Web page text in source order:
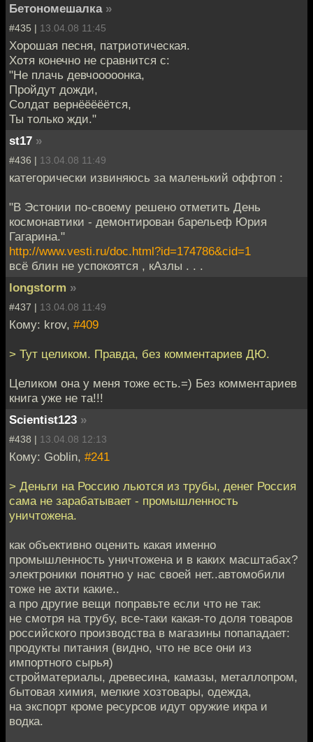
Бетономешалка »
#435 | 13.04.08 11:45
Хорошая песня, патриотическая.
Хотя конечно не сравнится с:
"Не плачь девчооооонка,
Пройдут дожди,
Солдат вернёёёёётся,
Ты только жди."
st17 »
#436 | 13.04.08 11:49
категорически извиняюсь за маленький оффтоп :
"В Эстонии по-своему решено отметить День
космонавтики - демонтирован барельеф Юрия
Гагарина."
http://www.vesti.ru/doc.html?id=174786&cid=1
всё блин не успокоятся , кАзлы . . .
longstorm »
#437 | 13.04.08 11:49
Кому: krov, #409
> Тут целиком. Правда, без комментариев ДЮ.
Целиком она у меня тоже есть.=) Без комментариев
книга уже не та!!!
Scientist123 »
#438 | 13.04.08 12:13
Кому: Goblin, #241
> Деньги на Россию льются из трубы, денег Россия
сама не зарабатывает - промышленность
уничтожена.
как объективно оценить какая именно
промышленность уничтожена и в каких масштабах?
электроники понятно у нас своей нет..автомобили
тоже не ахти какие..
а про другие вещи поправьте если что не так:
не смотря на трубу, все-таки какая-то доля товаров
российского производства в магазины попападает:
продукты питания (видно, что не все они из
импортного сырья)
стройматериалы, древесина, камазы, металлопром,
бытовая химия, мелкие хозтовары, одежда,
на экспорт кроме ресурсов идут оружие икра и
водка.